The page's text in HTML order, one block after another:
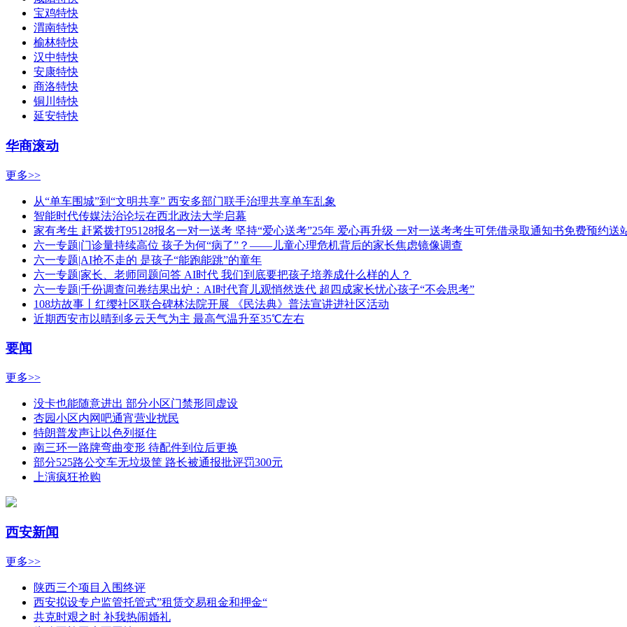
宝鸡特快
渭南特快
榆林特快
汉中特快
安康特快
商洛特快
铜川特快
延安特快
华商滚动
更多>>
从“单车围城”到“文明共享” 西安多部门联手治理共享单车乱象
智能时代传媒法治论坛在西北政法大学启幕
家有考生 赶紧拨打95128报名一对一送考 坚持“爱心送考”25年 爱心再升级 一对一送考考生可凭借录取通知书免费预约送
六一专题|门诊量持续高位 孩子为何“病了”？——儿童心理危机背后的家长焦虑镜像调查
六一专题|AI抢不走的 是孩子“能跑能跳”的童年
六一专题|家长、老师同题问答 AI时代 我们到底要把孩子培养成什么样的人？
六一专题|千份调查问卷结果出炉：AI时代育儿观悄然迭代 超四成家长忧心孩子“不会思考”
108坊故事丨红缨社区联合碑林法院开展 《民法典》普法宣讲进社区活动
近期西安市以晴到多云天气为主 最高气温升至35℃左右
要闻
更多>>
没卡也能随意进出 部分小区门禁形同虚设
杏园小区内网吧通宵营业扰民
特朗普发声让以色列挺住
南三环一路牌弯曲变形 待配件到位后更换
部分525路公交车无垃圾筐 路长被通报批评罚300元
上演疯狂抢购
西安新闻
更多>>
陕西三个项目入围终评
西安拟设专户监管托管式”租赁交易租金和押金“
共克时艰之时 补我热闹婚礼